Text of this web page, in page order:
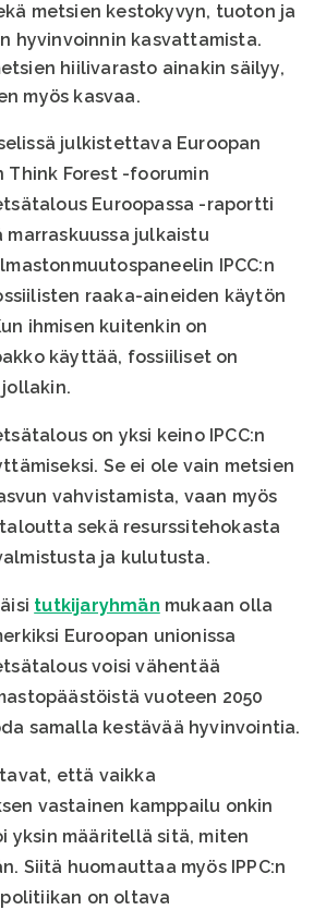
metsien kestokyvyn, tuoton ja
hyvinvoinnin kasvattamista.
hiilivarasto ainakin säilyy,
myös kasvaa.
julkistettava Euroopan
Forest -foorumin
Euroopassa -raportti
julkaistu
IPCC:n
raaka-aineiden käytön
ihmisen kuitenkin on
käyttää, fossiiliset on
on yksi keino IPCC:n
Se ei ole vain metsien
vahvistamista, vaan myös
sekä resurssitehokasta
ja kulutusta.
tutkijaryhmän mukaan olla
Euroopan unionissa
voisi vähentää
vuoteen 2050
samalla kestävää hyvinvointia.
että vaikka
vastainen kamppailu onkin
yksin määritellä sitä, miten
Siitä huomauttaa myös IPPC:n
on oltava